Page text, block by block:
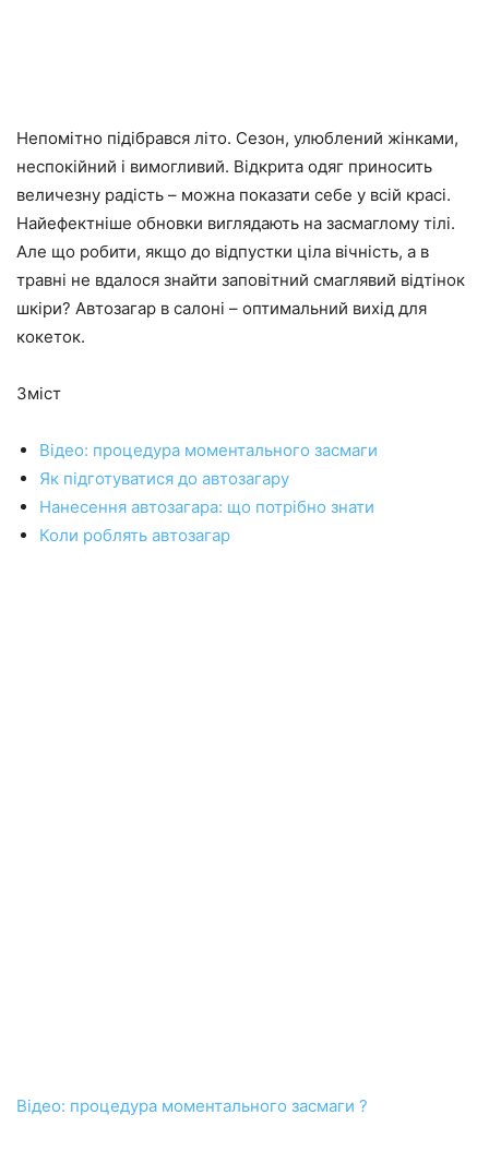
Непомітно підібрався літо. Сезон, улюблений жінками,
неспокійний і вимогливий. Відкрита одяг приносить
величезну радість – можна показати себе у всій красі.
Найефектніше обновки виглядають на засмаглому тілі.
Але що робити, якщо до відпустки ціла вічність, а в
травні не вдалося знайти заповітний смаглявий відтінок
шкіри? Автозагар в салоні – оптимальний вихід для
кокеток.
Зміст
Відео: процедура моментального засмаги
Як підготуватися до автозагару
Нанесення автозагара: що потрібно знати
Коли роблять автозагар
Відео: процедура моментального засмаги ?